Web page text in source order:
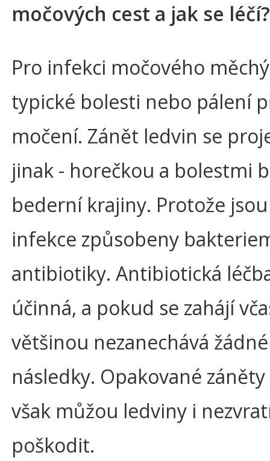
močových cest a jak se léčí?
Pro infekci močového
typické bolesti nebo pálení
močení. Zánět ledvin se
jinak - horečkou a bolestmi
bederní krajiny. Protože
infekce způsobeny
antibiotiky. Antibiotická
účinná, a pokud se zahájí
většinou nezanechává
následky. Opakované
však můžou ledviny i
poškodit.